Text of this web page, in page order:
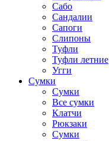
Сабо
Сандалии
Сапоги
Слипоны
Туфли
Туфли летние
Угги
Сумки
Сумки
Все сумки
Клатчи
Рюкзаки
Сумки